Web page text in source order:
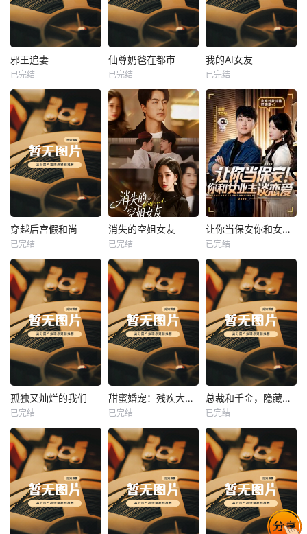
热播
邪王追妻
未知
邪王追妻
已完结
热播
未知
仙尊奶爸在都市
已完结
热播
我的AI女友
未知
我的AI女友
已完结
热播
未知
穿越后宫假和尚
已完结
热播
未知
消失的空姐女友
已完结
热播
未知
让你当保安你和女业主谈恋爱
已完结
热播
未知
孤独又灿烂的我们
已完结
热播
未知
甜蜜婚宠：残疾大佬夜夜撩
已完结
热播
未知
总裁和千金，隐藏身份闪婚了
已完结